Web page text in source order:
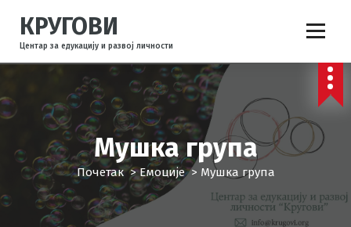
ч
н
а
ж
КРУГОВИ
Центар за едукацију и развој личности
Мушка група
Почетак>Емоције> Мушка група